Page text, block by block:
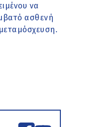
να
ασθενή